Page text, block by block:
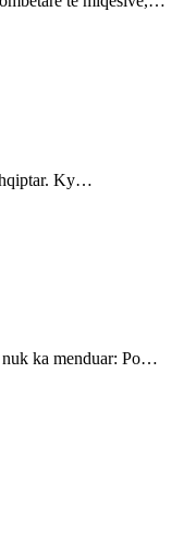
Ky…
nuk ka menduar: Po…